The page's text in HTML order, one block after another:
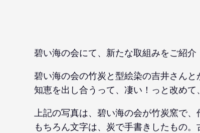
碧い海の会にて、新たな取組みをご紹介
碧い海の会の竹炭と型絵染の吉井さん
知恵を出し合うって、凄い！っと改めて
上記の写真は、碧い海の会が竹炭窯で、
もちろん文字は、炭で手書きしたもの。